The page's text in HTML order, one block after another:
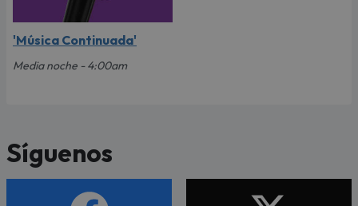
'Música Continuada'
Media noche - 4:00am
Síguenos